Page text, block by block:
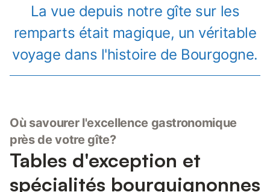
La vue depuis notre gîte sur les
remparts était magique, un véritable
voyage dans l'histoire de Bourgogne.
Où savourer l'excellence gastronomique
près de votre gîte?
Tables d'exception et
spécialités bourguignonnes